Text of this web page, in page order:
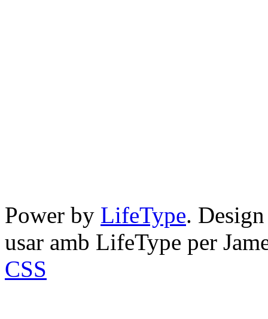
Power by LifeType.
usar amb LifeType per
CSS